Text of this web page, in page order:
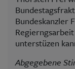
Bundeskanzler
unterstüzen
Abgegebene